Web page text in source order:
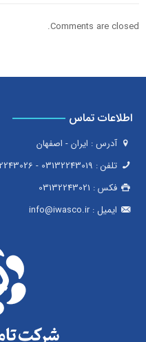
Comments are closed.
اطلاعات تماس
آدرس : ایران - اصفهان
تلفن : 03132243019
-
فکس : 03132243021
ایمیل :info@iwasco.ir